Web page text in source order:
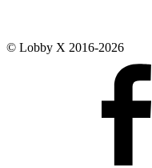
© Lobby X 2016-2026